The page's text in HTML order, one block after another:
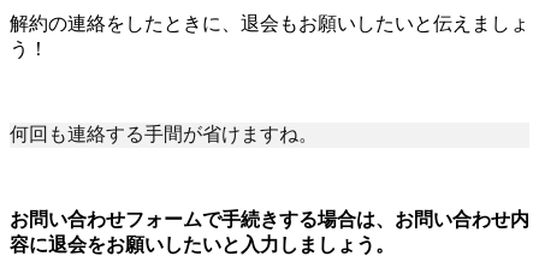
解約の連絡をしたときに、退会もお願いしたいと伝えましょ
う！
何回も連絡する手間が省けますね。
お問い合わせフォームで手続きする場合は、お問い合わせ内
容に退会をお願いしたいと入力しましょう。